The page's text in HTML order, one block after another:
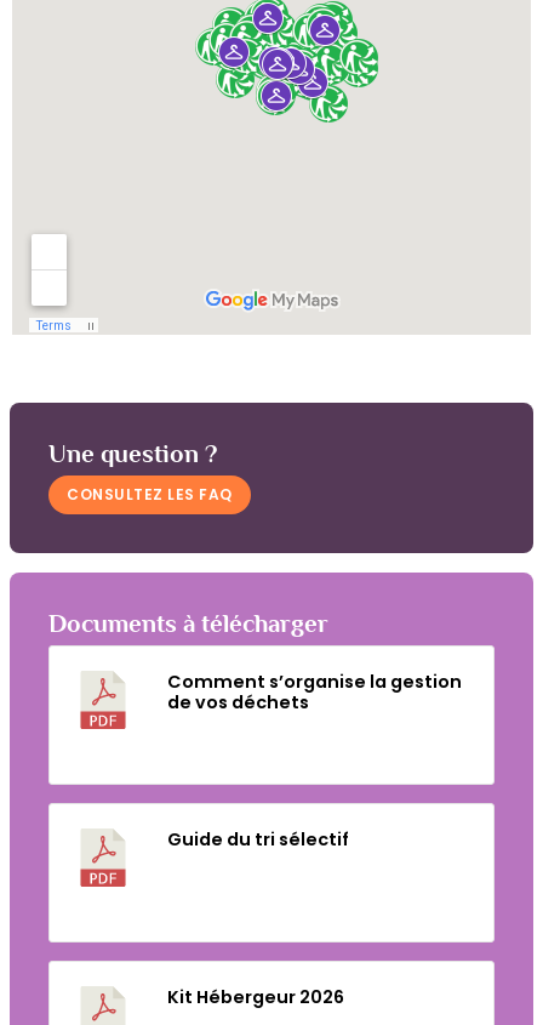
Une question ?
CONSULTEZ LES FAQ
Documents à télécharger
Comment s’organise la gestion
de vos déchets
Guide du tri sélectif
Kit Hébergeur 2026